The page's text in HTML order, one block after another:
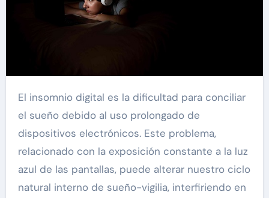
El insomnio digital es la dificultad para conciliar
el sueño debido al uso prolongado de
dispositivos electrónicos. Este problema,
relacionado con la exposición constante a la luz
azul de las pantallas, puede alterar nuestro ciclo
natural interno de sueño-vigilia, interfiriendo en